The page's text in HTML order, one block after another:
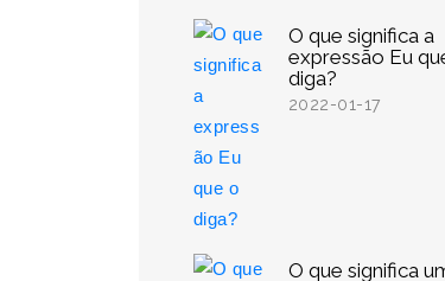
O que significa a
expressão Eu
diga?
2022-01-17
O que significa